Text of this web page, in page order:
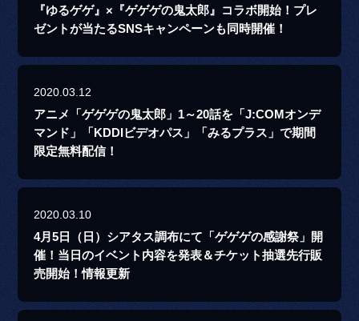
『ゆるゲゲ』×『ゲゲゲの鬼太郎』コラボ開始！プレ
ゼントが当たるSNSキャンペーンも同時開催！
2020.03.12
アニメ「ゲゲゲの鬼太郎」1～20話を「J:COMオンデ
マンド」「KDDIビデオパス」「みるプラス」で期間
限定無料配信！
2020.03.10
4月5日（日）シアタス調布にて「ゲゲゲの感謝祭」開
催！当日のイベント内容を発表＆チケット抽選先行販
売開始！情報更新